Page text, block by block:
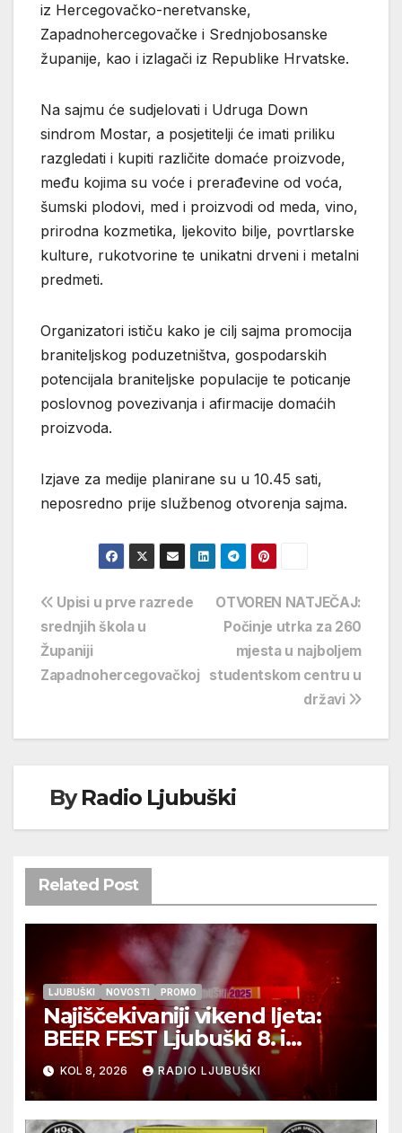
iz Hercegovačko-neretvanske,
Zapadnohercegovačke i Srednjobosanske
županije, kao i izlagači iz Republike Hrvatske.
Na sajmu će sudjelovati i Udruga Down
sindrom Mostar, a posjetitelji će imati priliku
razgledati i kupiti različite domaće proizvode,
među kojima su voće i prerađevine od voća,
šumski plodovi, med i proizvodi od meda, vino,
prirodna kozmetika, ljekovito bilje, povrtlarske
kulture, rukotvorine te unikatni drveni i metalni
predmeti.
Organizatori ističu kako je cilj sajma promocija
braniteljskog poduzetništva, gospodarskih
potencijala braniteljske populacije te poticanje
poslovnog povezivanja i afirmacije domaćih
proizvoda.
Izjave za medije planirane su u 10.45 sati,
neposredno prije službenog otvorenja sajma.
Navigacija
objava
OTVOREN NATJEČAJ:
Počinje utrka za 260
mjesta u najboljem
studentskom centru u
državi
Upisi u prve razrede
srednjih škola u
Županiji
Zapadnohercegovačkoj
ByRadio Ljubuški
Related Post
LJUBUŠKI NOVOSTI PROMO
Najiščekivaniji vikend ljeta:
BEER FEST Ljubuški 8. i
9.kolovoza
KOL 8, 2026 RADIO LJUBUŠKI